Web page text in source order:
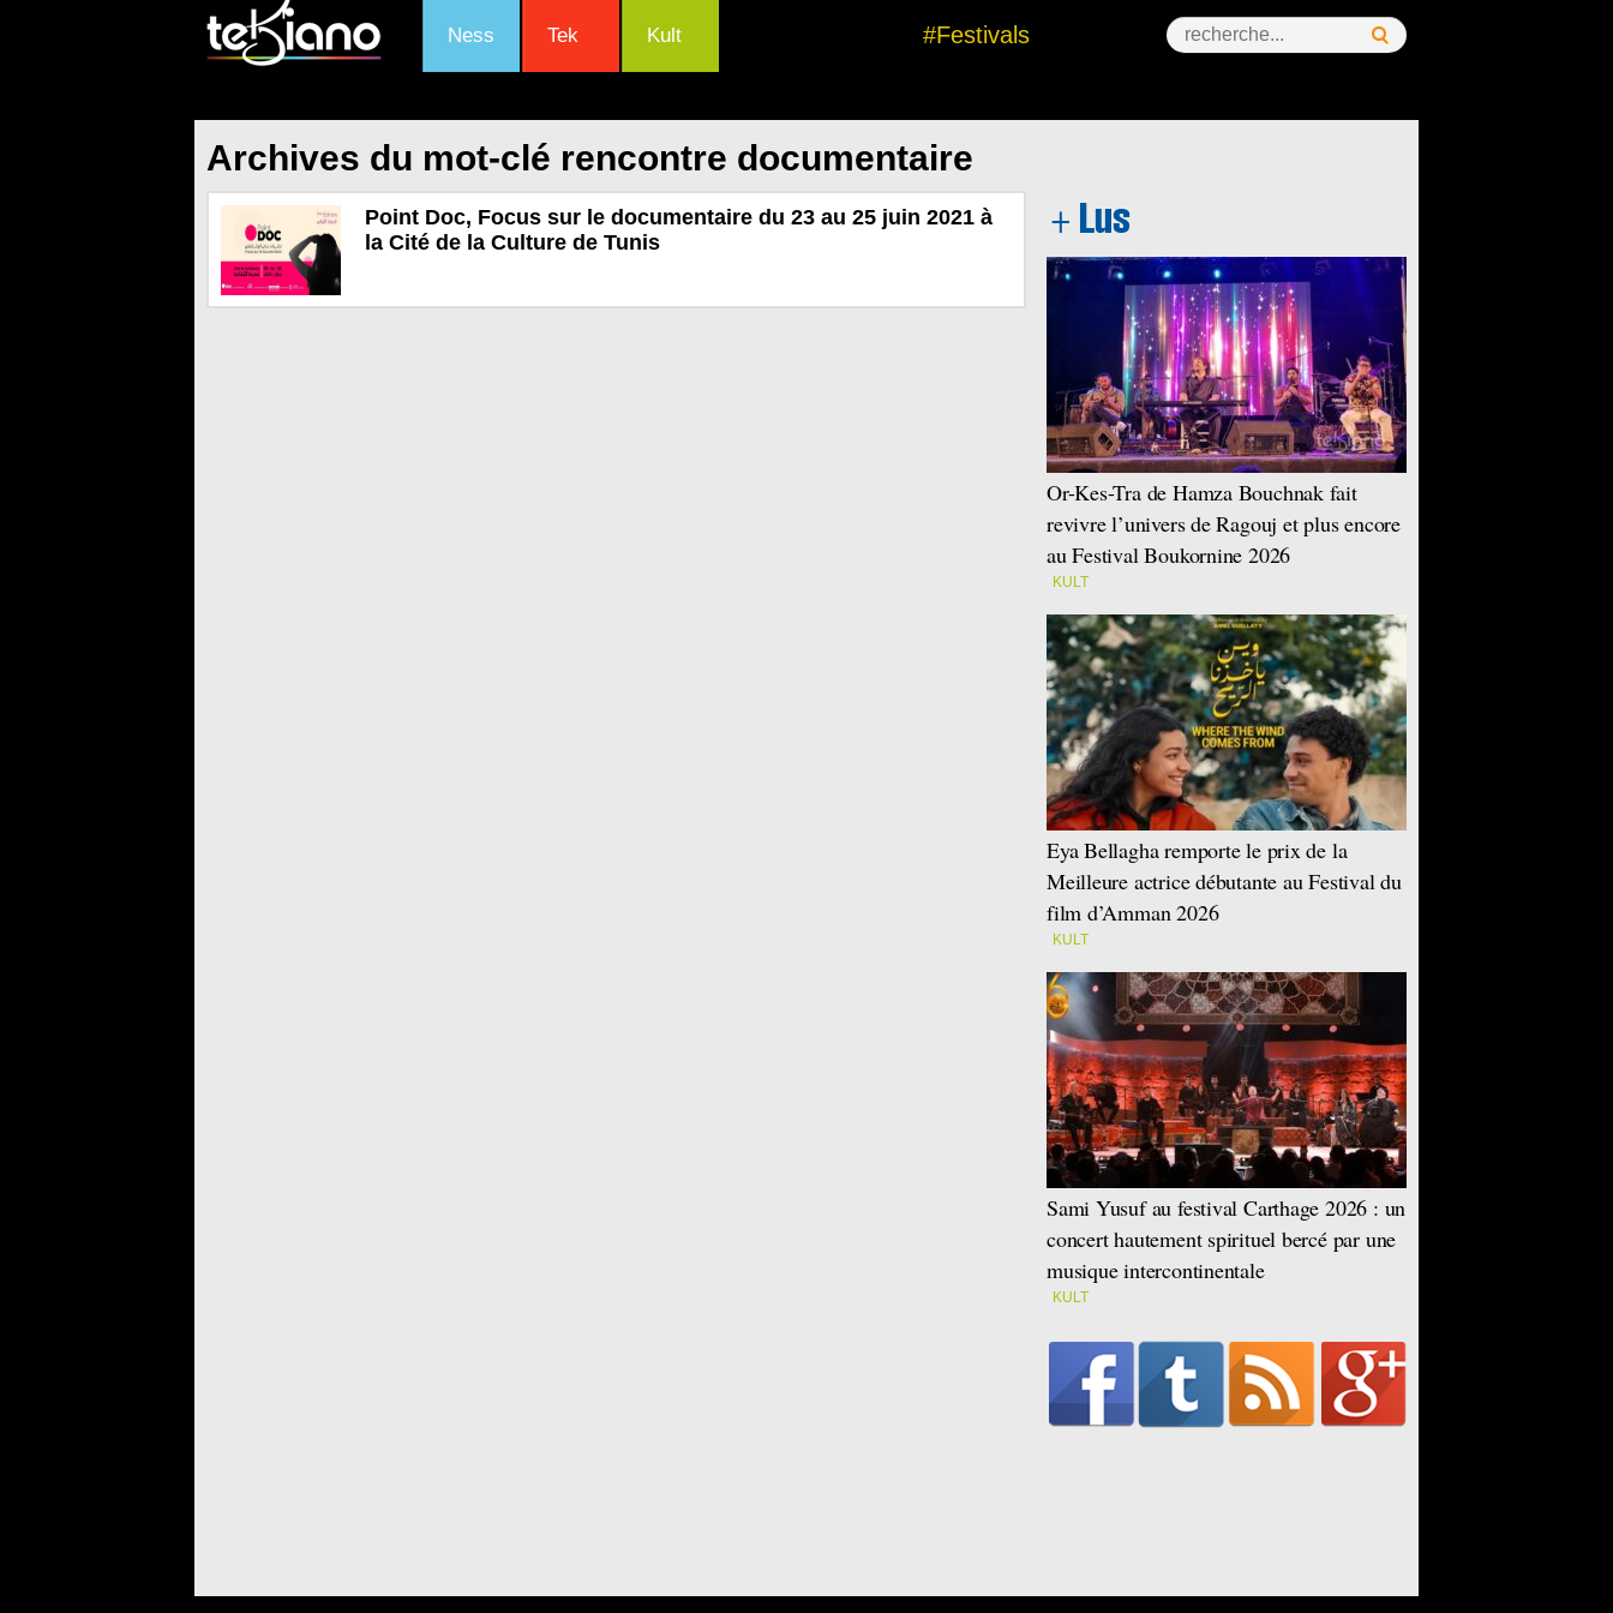
Ness Tek Kult #Festivals
Archives du mot-clé rencontre documentaire
Point Doc, Focus sur le documentaire du 23 au 25 juin 2021 à
la Cité de la Culture de Tunis
Or-Kes-Tra de Hamza Bouchnak fait
revivre l’univers de Ragouj et plus encore
au Festival Boukornine 2026
KULT
Eya Bellagha remporte le prix de la
Meilleure actrice débutante au Festival du
film d’Amman 2026
KULT
Sami Yusuf au festival Carthage 2026 : un
concert hautement spirituel bercé par une
musique intercontinentale
KULT